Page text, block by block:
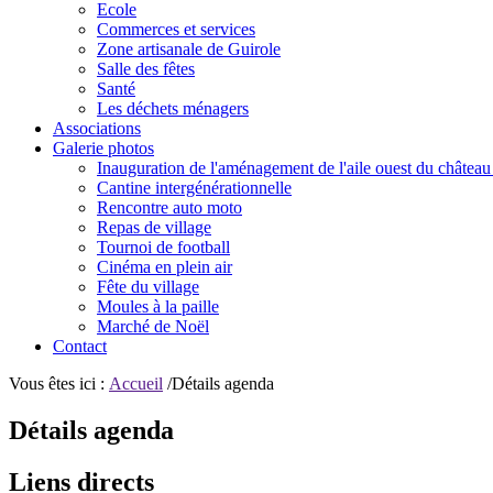
Ecole
Commerces et services
Zone artisanale de Guirole
Salle des fêtes
Santé
Les déchets ménagers
Associations
Galerie photos
Inauguration de l'aménagement de l'aile ouest du
Cantine intergénérationnelle
Rencontre auto moto
Repas de village
Tournoi de football
Cinéma en plein air
Fête du village
Moules à la paille
Marché de Noël
Contact
Vous êtes ici : Accueil /Détails agenda
Détails agenda
Liens directs